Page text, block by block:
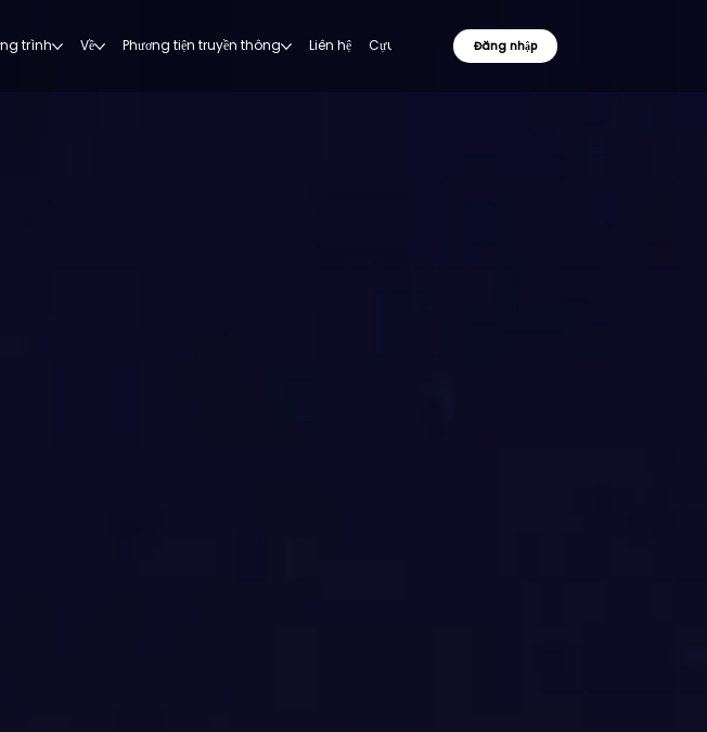
trình Về Phương tiện truyền thông Liên hệ Cựu sinh viên Đăng nhập